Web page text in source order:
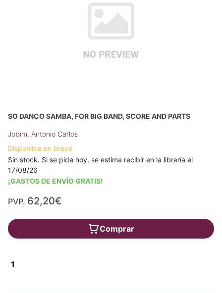
SO DANCO SAMBA, FOR BIG BAND, SCORE AND PARTS
Jobim, Antonio Carlos
Disponible en breve
Sin stock. Si se pide hoy, se estima recibir en la librería el
17/08/26
¡GASTOS DE ENVÍO GRATIS!
PVP. 62,20€
Comprar
1